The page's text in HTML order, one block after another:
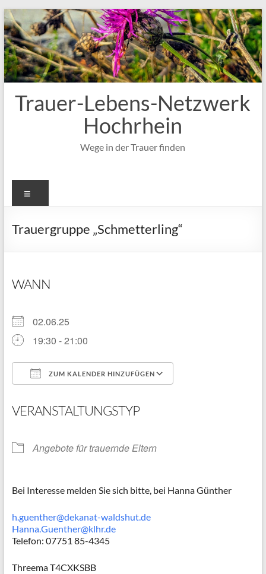
Zum
Inhalt
springen
Trauer-Lebens-Netzwerk
Hochrhein
Wege in der Trauer finden
Trauergruppe „Schmetterling“
WANN
02.06.25
19:30 - 21:00
ZUM KALENDER HINZUFÜGEN
VERANSTALTUNGSTYP
Angebote für trauernde Eltern
Bei Interesse melden Sie sich bitte, bei Hanna Günther
h.guenther@dekanat-waldshut.de
Hanna.Guenther@klhr.de
Telefon: 07751 85-4345
Threema T4CXKSBB